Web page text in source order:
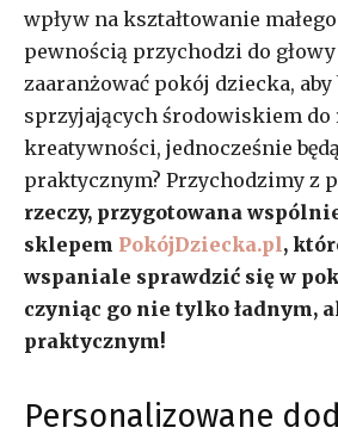
wpływ na kształtowanie
pewnością przychodzi do
zaaranżować pokój dziecka, aby
sprzyjających środowiskiem do
kreatywności, jednocześnie
praktycznym? Przychodzimy z
rzeczy, przygotowana
sklepem PokójDziecka.pl,
wspaniale sprawdzić się w
czyniąc go nie tylko ładnym,
praktycznym!
Personalizowane